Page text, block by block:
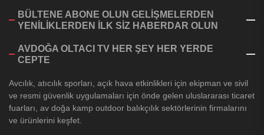
BÜLTENE ABONE OLUN GELİŞMELERDEN
YENİLİKLERDEN İLK SİZ HABERDAR OLUN
AVDOĞA OLTACI TV HER ŞEY HER YERDE
CEPTE
Avcılık, atıcılık sporları, açık hava etkinlikleri için ekipman ve sivil
ve resmi güvenlik uygulamaları için önde gelen uluslararası ticaret
fuarları, av doğa kamp outdoor balıkçılık sektörlerinin firmalarını
ve ürünlerini keşfet.